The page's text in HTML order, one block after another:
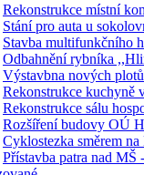
Rekonstrukce místní
Stání pro auta u
Stavba multifunkčního
Odbahnění rybníka
Výstavbna nových
Rekonstrukce kuchyně
Rekonstrukce sálu
Rozšíření budovy OÚ
Cyklostezka směrem
Přístavba patra nad MŠ